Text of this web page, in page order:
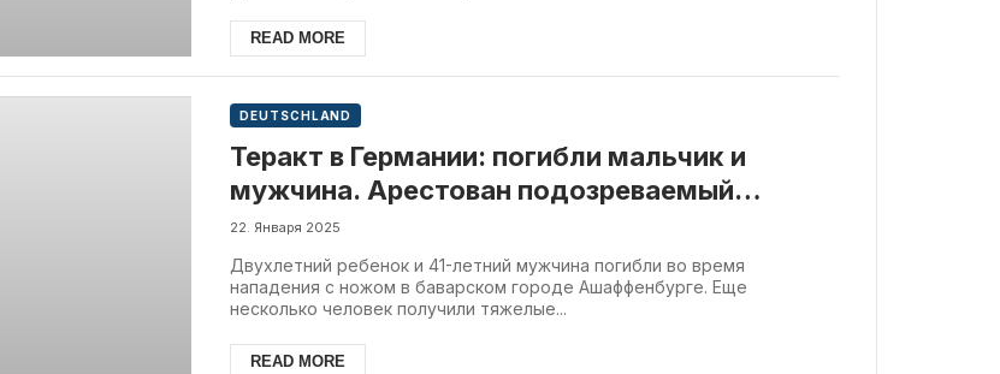
READ MORE
DEUTSCHLAND
Теракт в Германии: погибли мальчик и
мужчина. Арестован подозреваемый
афганец
22. Января 2025
Двухлетний ребенок и 41-летний мужчина погибли во время
нападения с ножом в баварском городе Ашаффенбурге. Еще
несколько человек получили тяжелые...
READ MORE